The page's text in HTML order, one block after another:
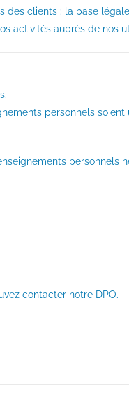
des clients : la base
activités auprès de nos
personnels
personnels
contacter notre DPO.